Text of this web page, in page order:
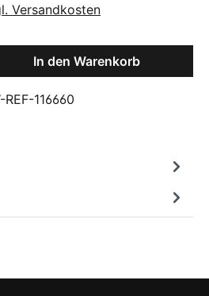
Versandkosten
Gib den gewünschten
In den Warenkorb
REF-116660